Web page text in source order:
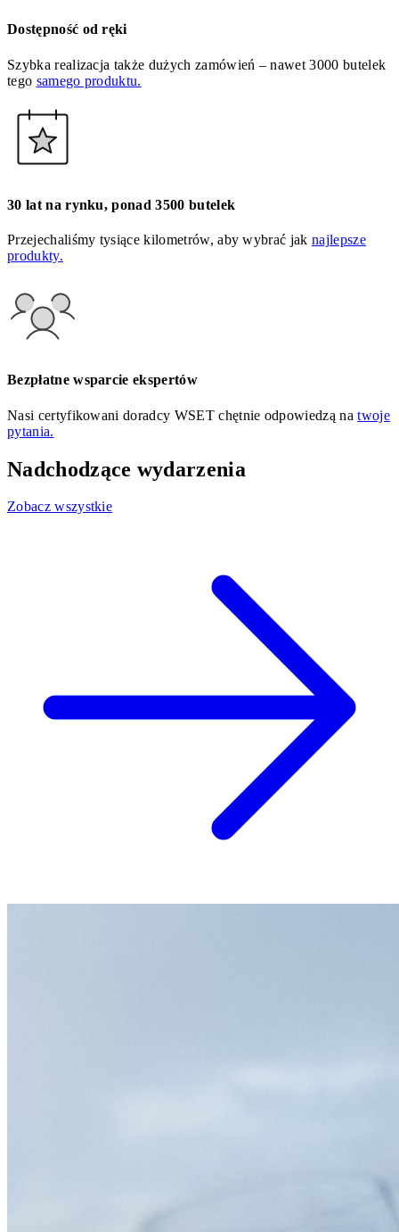
Dostępność od ręki
Szybka realizacja także dużych zamówień – nawet 3000 butelek
tego samego produktu.
30 lat na rynku, ponad 3500 butelek
Przejechaliśmy tysiące kilometrów, aby wybrać jaknajlepsze
produkty.
Bezpłatne wsparcie ekspertów
Nasi certyfikowani doradcy WSET chętnie odpowiedzą natwoje
pytania.
Nadchodzące wydarzenia
Zobacz wszystkie